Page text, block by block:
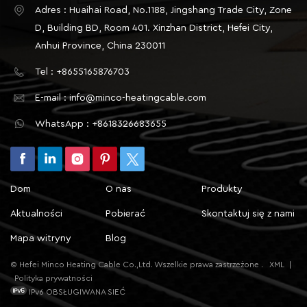
systemu ogrzewania podłogowego. Musimy
zrozumieć podstawową zasadę działania i rodzaje
kable ogrzewania podłogowego. Kable do
dwa typy: kable z pojedynczą prowadnicą i kable z
podwójną prowadnicą. Kable jednoprzewodowe
odnoszą się do kabli z tylko jedną pętlą prądową,
podczas gdy kable dwuprzewodowe mają dwie
pętle prądowe, które mogą przenosić ciepło w
obu kierunkach. Kable z dwiema żyłami są ogólnie
uważane za lepszy wybór ze względu na ich wyższą
sprawność cieplną i bardziej równomierny rozkład
ciepła. Jednak koszt kabla dwużyłowego jest
również stosunkowo wyższy. Po określeniu rodzaju
kabla kolejnym krokiem jest obliczenie wymaganej
długości kabla. Należy to obliczyć na podstawie
rzeczywistej powierzchni pomieszczenia, mocy
wybranego kabla i docelowej temperatury
Adres : Huaihai Road, No.1188, Jingshang Trade City, Zone
D, Building BD, Room 401. Xinzhan District, Hefei City,
Anhui Province, China 230011
Tel : +8655165876703
E-mail : info@minco-heatingcable.com
WhatsApp : +8618326683655
Dom O nas Produkty
Aktualności Pobierać Skontaktuj się z nami
Mapa witryny Blog
© Hefei Minco Heating Cable Co.,Ltd. Wszelkie prawa zastrzeżone . XML
Polityka prywatności
IPv6 OBSŁUGIWANA SIEĆ